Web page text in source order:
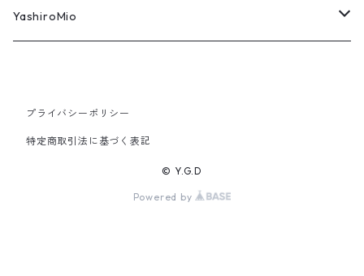
パーカー
Tシャツ
YashiroMio
モバイルバッテリー
プライバシーポリシー
特定商取引法に基づく表記
© Y.G.D
Powered by